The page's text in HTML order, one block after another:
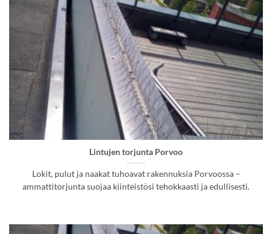
Lintujen torjunta Porvoo
Lokit, pulut ja naakat tuhoavat rakennuksia Porvoossa –
ammattitorjunta suojaa kiinteistösi tehokkaasti ja edullisesti.